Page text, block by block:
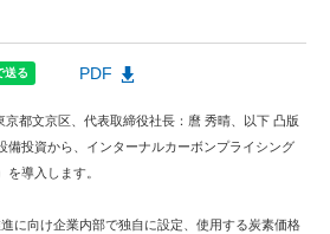
PDF
都文京区、代表取締役社長：麿 秀晴、以下 凸版
備投資から、インターナルカーボンプライシング
を導入します。
に向け企業内部で独自に設定、使用する炭素価格